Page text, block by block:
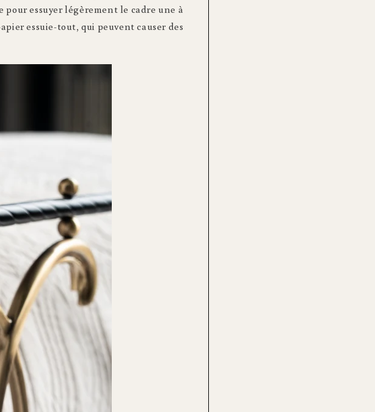
essuyer légèrement le cadre une à
essuie-tout, qui peuvent causer des